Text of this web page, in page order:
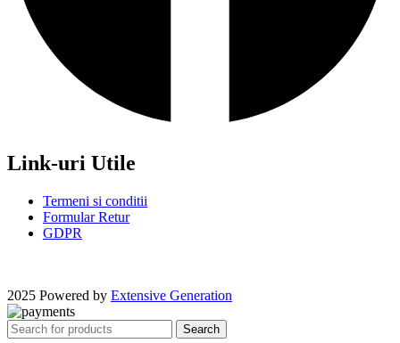
Link-uri Utile
Termeni si conditii
Formular Retur
GDPR
2025 Powered by Extensive Generation
Search